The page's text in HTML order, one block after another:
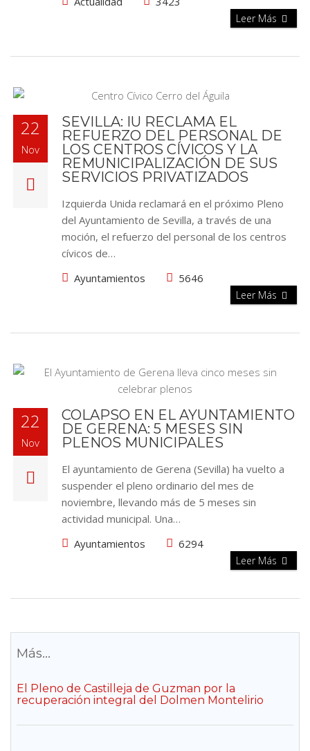
Leer Más
22
Nov
SEVILLA: IU RECLAMA EL
REFUERZO DEL PERSONAL DE
LOS CENTROS CÍVICOS Y LA
REMUNICIPALIZACIÓN DE SUS
SERVICIOS PRIVATIZADOS
Izquierda Unida reclamará en el próximo Pleno
del Ayuntamiento de Sevilla, a través de una
moción, el refuerzo del personal de los centros
cívicos de…
Ayuntamientos
5646
Leer Más
22
Nov
COLAPSO EN EL AYUNTAMIENTO
DE GERENA: 5 MESES SIN
PLENOS MUNICIPALES
El ayuntamiento de Gerena (Sevilla) ha vuelto a
suspender el pleno ordinario del mes de
noviembre, llevando más de 5 meses sin
actividad municipal. Una…
Ayuntamientos
6294
Leer Más
Más...
El Pleno de Castilleja de Guzman por la
recuperación integral del Dolmen Montelirio